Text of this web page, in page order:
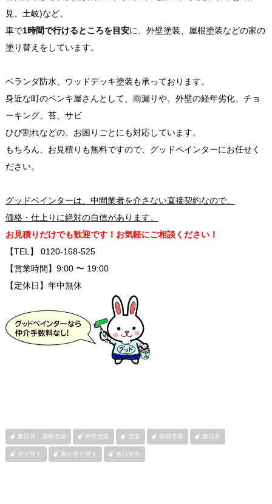
見、土岐)など、
車で1時間で行けるところを目安に、外壁塗装、屋根塗装などの家の
塗り替えをしています。
ベランダ防水、ウッドデッキ塗装も承っております。
身近な町のペンキ屋さんとして、雨漏りや、外壁の経年劣化、チョ
ーキング、苔、サビ
ひび割れなどの、お困りごとにも対応しています。
もちろん、お見積りも無料ですので、グッドペインターにお任せく
ださい。
グッドペインターは、中間業者を介さない直接契約なので、
価格・仕上りに絶対の自信があります。
お見積りだけでも歓迎です！お気軽にご相談ください！
【TEL】 0120-168-525
【営業時間】9:00 〜 19:00
【定休日】年中無休
春日井 屋根塗装 外壁塗装 塗装 屋根塗装 春日井
塗り替え 家の塗り替え 春日井市